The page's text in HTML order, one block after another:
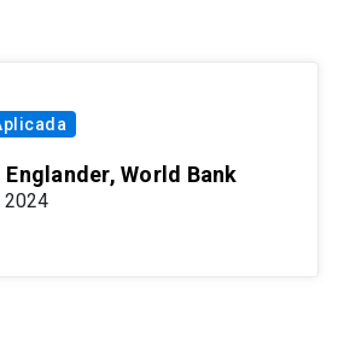
World Bank
2024